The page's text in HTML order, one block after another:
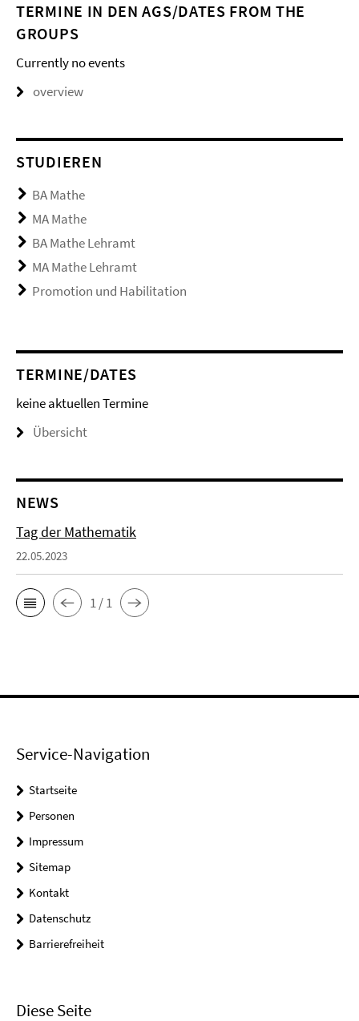
TERMINE IN DEN AGS/DATES FROM THE
GROUPS
Currently no events
overview
STUDIEREN
BA Mathe
MA Mathe
BA Mathe Lehramt
MA Mathe Lehramt
Promotion und Habilitation
TERMINE/DATES
keine aktuellen Termine
Übersicht
NEWS
Tag der Mathematik
22.05.2023
1 / 1
Service-Navigation
Startseite
Personen
Impressum
Sitemap
Kontakt
Datenschutz
Barrierefreiheit
Diese Seite